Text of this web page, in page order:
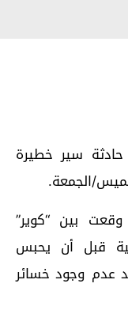
سير خطيرة
الجمعة.
بين “كوير”
قبل أن يحبس
عدم وجود خسائر